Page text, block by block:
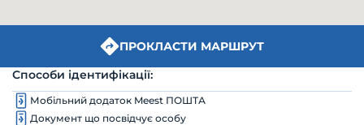
ПРОКЛАСТИ МАРШРУТ
Способи ідентифікації:
Мобільний додаток Meest ПОШТА
Документ що посвідчує особу